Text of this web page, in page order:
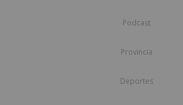
Podcast
Provincia
Deportes